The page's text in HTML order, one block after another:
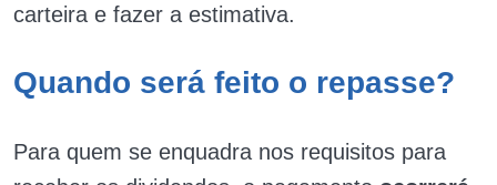
carteira e fazer a estimativa.
Quando será feito o repasse?
Para quem se enquadra nos requisitos para